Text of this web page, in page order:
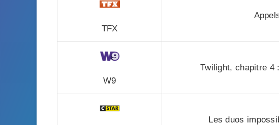
TFX
W9
Twilight, chapitre 4
Les duos